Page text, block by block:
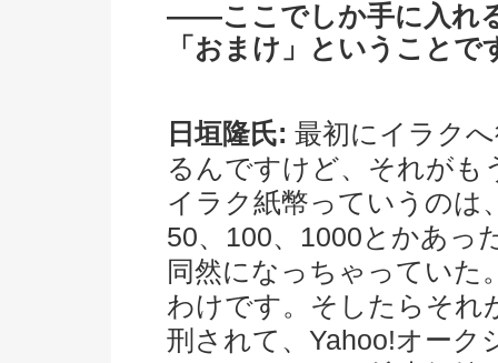
――ここでしか手に入れ
「おまけ」ということで
日垣隆氏: 最初にイラク
るんですけど、それがも
イラク紙幣っていうのは
50、100、1000とかあっ
同然になっちゃってい
わけです。そしたらそれ
刑されて、Yahoo!オーク